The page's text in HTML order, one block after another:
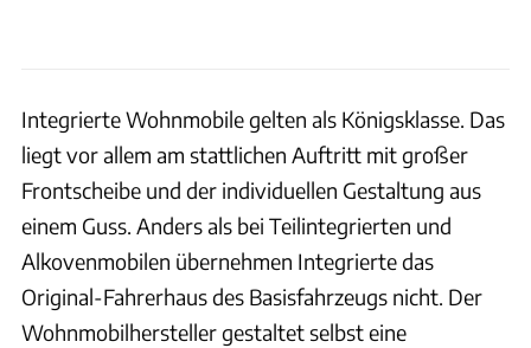
Integrierte Wohnmobile gelten als Königsklasse. Das
liegt vor allem am stattlichen Auftritt mit großer
Frontscheibe und der individuellen Gestaltung aus
einem Guss. Anders als bei Teilintegrierten und
Alkovenmobilen übernehmen Integrierte das
Original-Fahrerhaus des Basisfahrzeugs nicht. Der
Wohnmobilhersteller gestaltet selbst eine